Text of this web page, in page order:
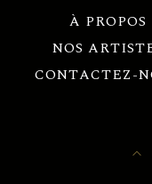
À PROPOS
NOS
CONTACTEZ-